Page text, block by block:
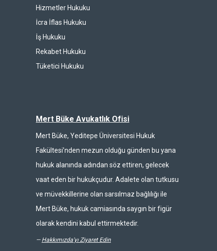
Hizmetler Hukuku
İcra İflas Hukuku
İş Hukuku
Rekabet Hukuku
Tüketici Hukuku
Mert Büke Avukatlık Ofisi
Mert Büke, Yeditepe Üniversitesi Hukuk
Fakültesi’nden mezun olduğu günden bu yana
hukuk alanında adından söz ettiren, gelecek
vaat eden bir hukukçudur. Adalete olan tutkusu
ve müvekkillerine olan sarsılmaz bağlılığı ile
Mert Büke, hukuk camiasında saygın bir figür
olarak kendini kabul ettirmektedir.
— Hakkımızda'yı Ziyaret Edin